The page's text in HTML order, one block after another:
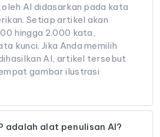
AI didasarkan pada kata
Setiap artikel akan
hingga 2.000 kata,
kunci. Jika Anda memilih
AI, artikel tersebut
gambar ilustrasi
adalah alat penulisan AI?